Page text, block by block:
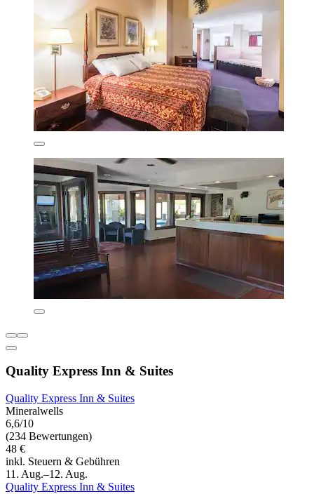
Quality Express Inn & Suites
Quality Express Inn & Suites
Mineralwells
6,6/10
(234 Bewertungen)
48 €
inkl. Steuern & Gebühren
11. Aug.–12. Aug.
Quality Express Inn & Suites